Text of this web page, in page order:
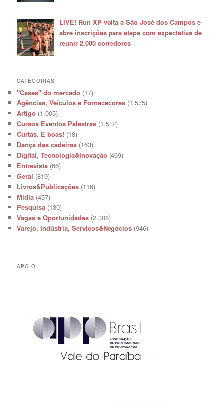
LIVE! Run XP volta a São José dos Campos e
abre inscrições para etapa com expectativa de
reunir 2.000 corredores
CATEGORIAS
"Cases" do mercado (17)
Agências, Veículos e Fornecedores (1.575)
Artigo (1.005)
Cursos Eventos Palestras (1.512)
Curtas. E boas! (18)
Dança das cadeiras (163)
Digital, Tecnologia&Inovação (469)
Entrevista (66)
Geral (819)
Livros&Publicações (116)
Mídia (457)
Pesquisa (130)
Vagas e Oportunidades (2.308)
Varejo, Indústria, Serviços&Negócios (946)
APOIO